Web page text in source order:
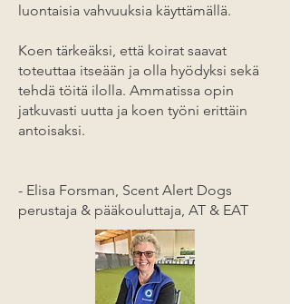
luontaisia vahvuuksia käyttämällä.
Koen tärkeäksi, että koirat saavat
toteuttaa itseään ja olla hyödyksi sekä
tehdä töitä ilolla. Ammatissa opin
jatkuvasti uutta ja koen työni erittäin
antoisaksi.
- Elisa Forsman, Scent Alert Dogs
perustaja & pääkouluttaja, AT & EAT